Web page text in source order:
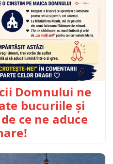
Domnului ne
bucuriile și
ce ne aduce